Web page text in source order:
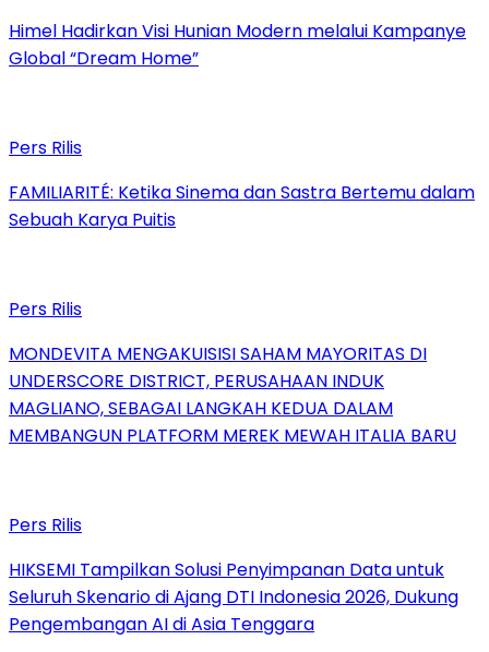
Himel Hadirkan Visi Hunian Modern melalui Kampanye
Global “Dream Home”
Pers Rilis
FAMILIARITÉ: Ketika Sinema dan Sastra Bertemu dalam
Sebuah Karya Puitis
Pers Rilis
MONDEVITA MENGAKUISISI SAHAM MAYORITAS DI
UNDERSCORE DISTRICT, PERUSAHAAN INDUK
MAGLIANO, SEBAGAI LANGKAH KEDUA DALAM
MEMBANGUN PLATFORM MEREK MEWAH ITALIA BARU
Pers Rilis
HIKSEMI Tampilkan Solusi Penyimpanan Data untuk
Seluruh Skenario di Ajang DTI Indonesia 2026, Dukung
Pengembangan AI di Asia Tenggara